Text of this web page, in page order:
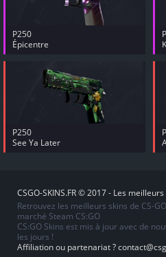
P250
Épicentre
P250
See Ya Later
CSGO-SKINS.FR © 2017 - Les
Retrouvez les meilleurs skins de CS-
marché Steam CS:GO
CS:GO Skins est mis à jour avec de
les jours !
Affiliation ou partenariat ?